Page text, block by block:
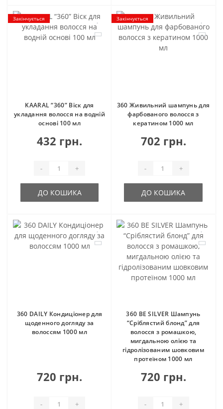
Закінчується
KAARAL “360” Віск для
укладання волосся на водній
основі 100 мл
432 грн.
- +
ДО КОШИКА
Закінчується
360 Живильний шампунь для
фарбованого волосся з
кератином 1000 мл
702 грн.
- +
ДО КОШИКА
360 DAILY Кондиціонер для
щоденного догляду за
волоссям 1000 мл
720 грн.
- +
360 BE SILVER Шампунь
“Сріблястий блонд” для
волосся з ромашкою,
мигдальною олією та
гідролізованим шовковим
протеїном 1000 мл
720 грн.
- +